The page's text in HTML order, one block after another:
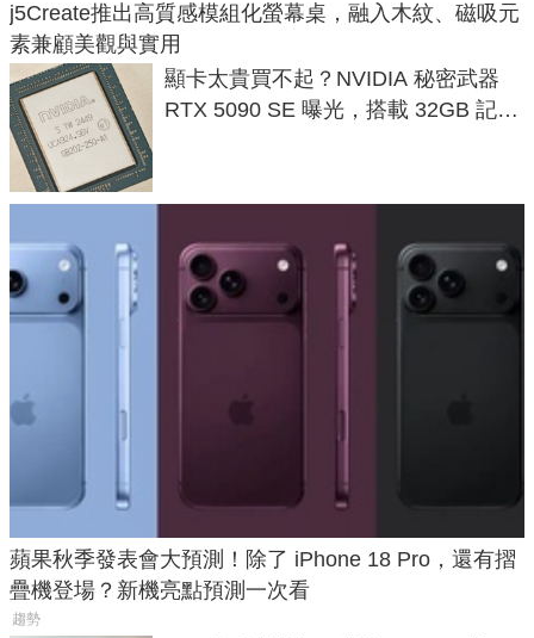
j5Create推出高質感模組化螢幕桌，融入木紋、磁吸元
素兼顧美觀與實用
顯卡太貴買不起？NVIDIA 秘密武器
RTX 5090 SE 曝光，搭載 32GB 記憶
蘋果秋季發表會大預測！除了 iPhone 18 Pro，還有摺
疊機登場？新機亮點預測一次看
趨勢